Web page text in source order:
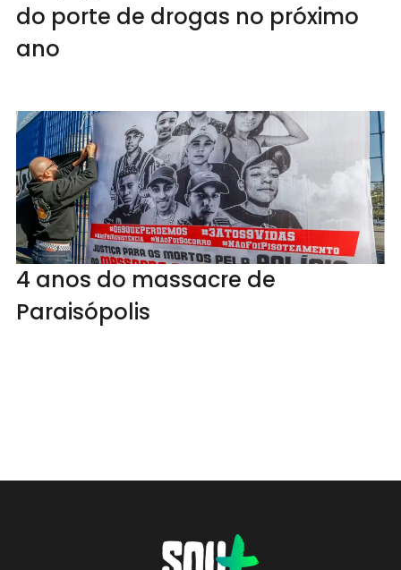
do porte de drogas no próximo
ano
4 anos do massacre de
Paraisópolis